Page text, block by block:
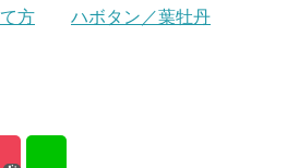
方
ハボタン／葉牡丹